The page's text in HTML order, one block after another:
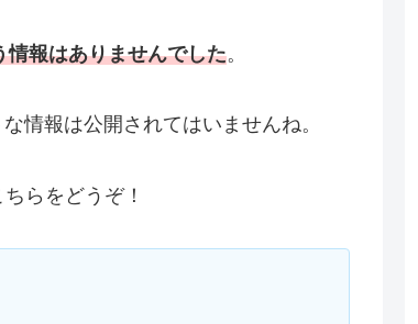
情報はありませんでした。
情報は公開されてはいませんね。
らをどうぞ！